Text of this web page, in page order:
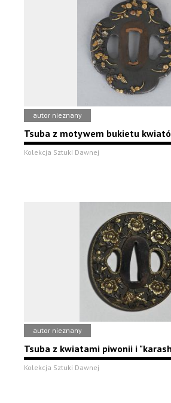
autor nieznany
Tsuba z motywem bukietu
Kolekcja Sztuki Dawnej
autor nieznany
Tsuba z kwiatami piwonii i
Kolekcja Sztuki Dawnej